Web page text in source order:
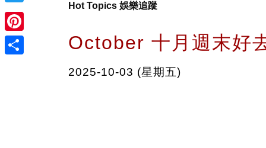
Twitter
Pinterest
Hot Topics 娛樂追蹤
October 十月週末好
2025-10-03 (星期五)